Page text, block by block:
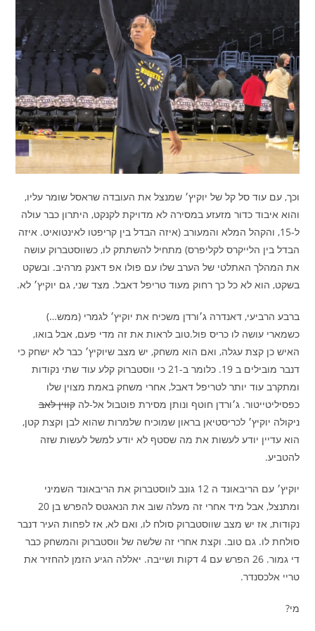
וכך, עם עוד סל קל של יוקיץ׳ שמנצל את העובדה שראסל שומר עליו,
והוא איבוד כדור מזעזע במסירה לא מדויקת לקנקט, היתרון כבר עולה
ל-15, והקהל המלא והמעורב (איזה הבדל בין קריפטו לאינטואיט. איזה
הבדל בין הלייקרס לקליפרס) מתחיל להשתתק לו, כשווסטברוק עושה
את המהלך האתלטי של הערב שלו עם פולו אפ דאנק מרהיב. ובשקט
בשקט, הוא לא כל כך רחוק מעוד טריפל דאבל. מצד שני, גם יוקיץ׳ לא.
ברבע הרביעי, דאנדרה ג׳ורדן משכיח את יוקיץ׳ לגמרי (ממש…)
כשמארי עושה לו כריס פול.טוב לראות את זה מדי פעם, אבל בואו,
האיש כן קצת עגלה, ואם הוא משחק, יש מצב שיוקיץ׳ כבר לא ישחק כי
דנבר מובילים ב 19. כלומר ב-21 כי ווסטברוק קלע עוד שתי נקודות
ומתקרב עוד יותר לטריפל דאבל, אחרי משחק באמת מצוין שלו
כפסיליטייטור. ג׳ורדן חוטף ונותן מסירת פוטבול אל-להקווין לאב
ניקולה יוקיץ׳ לכריסטיאן בראון שמוכיח שלמרות שהוא לבן וקצת קטן,
הוא עדיין יודע לעשות את מה שסטף לא יודע למשל לעשות שזה
להטביע.
יוקיץ׳ עם הריבאונד ה 12 גונב לווסטברוק את הריבאונד השמיני
ומתנצל, אבל מיד אחרי זה מעלה שוב את הנאגטס להפרש בן 20
נקודות, אז יש מצב שווסטברוק סולח לו, ואם לא, אז לפחות העיר דנבר
סולחת לו. גם טוב. וקצת אחרי זה שלשה של ווסטברוק והמשחק כבר
די גמור. 26 הפרש עם 4 דקות ושייבה. יאללה הגיע הזמן להחזיר את
טריי אלכסנדר.
מי?